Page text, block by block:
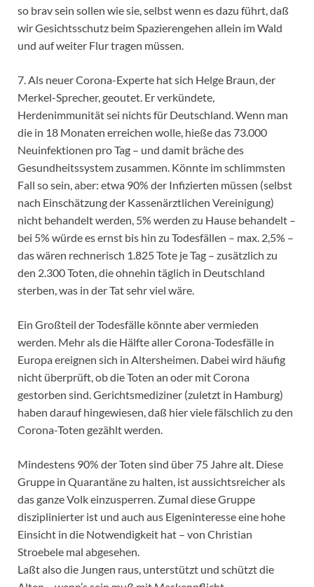
so brav sein sollen wie sie, selbst wenn es dazu führt, daß
wir Gesichtsschutz beim Spazierengehen allein im Wald
und auf weiter Flur tragen müssen.
7. Als neuer Corona-Experte hat sich Helge Braun, der
Merkel-Sprecher, geoutet. Er verkündete,
Herdenimmunität sei nichts für Deutschland. Wenn man
die in 18 Monaten erreichen wolle, hieße das 73.000
Neuinfektionen pro Tag – und damit bräche des
Gesundheitssystem zusammen. Könnte im schlimmsten
Fall so sein, aber: etwa 90% der Infizierten müssen (selbst
nach Einschätzung der Kassenärztlichen Vereinigung)
nicht behandelt werden, 5% werden zu Hause behandelt –
bei 5% würde es ernst bis hin zu Todesfällen – max. 2,5% –
das wären rechnerisch 1.825 Tote je Tag – zusätzlich zu
den 2.300 Toten, die ohnehin täglich in Deutschland
sterben, was in der Tat sehr viel wäre.
Ein Großteil der Todesfälle könnte aber vermieden
werden. Mehr als die Hälfte aller Corona-Todesfälle in
Europa ereignen sich in Altersheimen. Dabei wird häufig
nicht überprüft, ob die Toten an oder mit Corona
gestorben sind. Gerichtsmediziner (zuletzt in Hamburg)
haben darauf hingewiesen, daß hier viele fälschlich zu den
Corona-Toten gezählt werden.
Mindestens 90% der Toten sind über 75 Jahre alt. Diese
Gruppe in Quarantäne zu halten, ist aussichtsreicher als
das ganze Volk einzusperren. Zumal diese Gruppe
disziplinierter ist und auch aus Eigeninteresse eine hohe
Einsicht in die Notwendigkeit hat – von Christian
Stroebele mal abgesehen.
Laßt also die Jungen raus, unterstützt und schützt die